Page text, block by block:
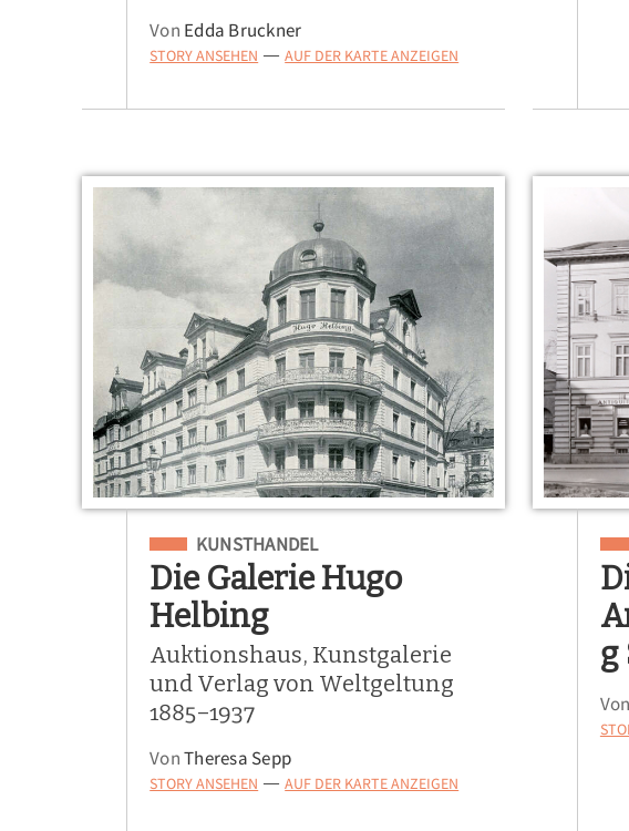
Von Edda Bruckner
STORY ANSEHEN — AUF DER KARTE ANZEIGEN
Eingeordnet unter
KUNSTHANDEL
Die Galerie Hugo
Helbing
Auktionshaus, Kunstgalerie
und Verlag von Weltgeltung
1885–1937
VonTheresa Sepp
STORY ANSEHEN — AUF DER KARTE ANZEIGEN
g
Von